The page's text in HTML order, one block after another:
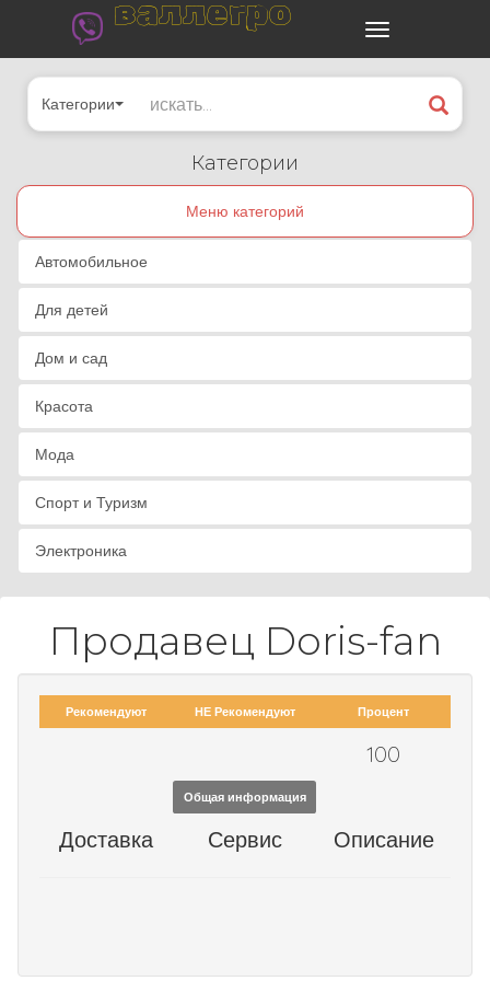
валлегро
Категории
Категории
Меню категорий
Автомобильное
Для детей
Дом и сад
Красота
Мода
Спорт и Туризм
Электроника
Продавец Doris-fan
Рекомендуют НЕ Рекомендуют Процент
100
Общая информация
Доставка Сервис Описание